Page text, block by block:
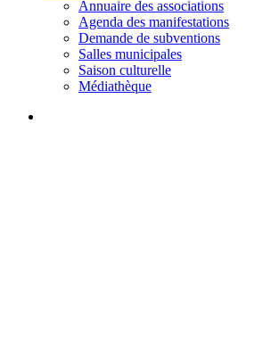
Annuaire des associations
Agenda des manifestations
Demande de subventions
Salles municipales
Saison culturelle
Médiathèque